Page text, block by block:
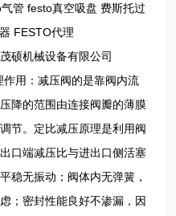
管 festo真空吸盘 费斯托过
FESTO代理
硕机械设备有限公司
用：减压阀的是靠阀内流
降的范围由连接阀瓣的薄膜
节。定比减压原理是利用阀
口端减压比与进出口侧活塞
稳无振动；阀体内无弹簧，
；密封性能良好不渗漏，因